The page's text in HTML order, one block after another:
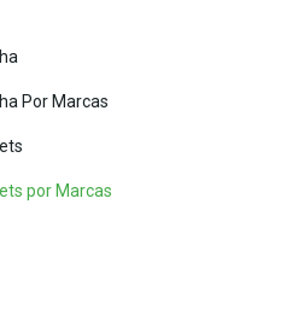
Por Marcas
por Marcas